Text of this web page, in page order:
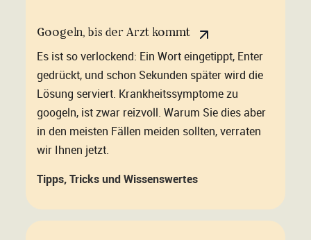
Googeln, bis der Arzt kommt
Es ist so verlockend: Ein Wort eingetippt, Enter
gedrückt, und schon Sekunden später wird die
Lösung serviert. Krankheitssymptome zu
googeln, ist zwar reizvoll. Warum Sie dies aber
in den meisten Fällen meiden sollten, verraten
wir Ihnen jetzt.
Tipps, Tricks und Wissenswertes